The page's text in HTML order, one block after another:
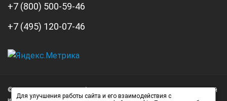
измерительного движка 2.
+7 (800) 500-59-46
+7 (495) 120-07-46
Нагорный
© 2026 А3 Инжиниринг Обращаем Ваше внимание на то, что данный
Для улучшения работы сайта и его взаимодействия с